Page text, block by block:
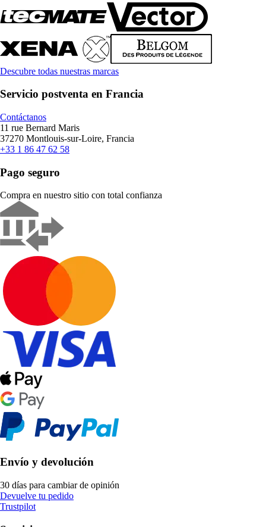
Descubre todas nuestras marcas
Servicio postventa en Francia
Contáctanos
11 rue Bernard Maris
37270 Montlouis-sur-Loire, Francia
+33 1 86 47 62 58
Pago seguro
Compra en nuestro sitio con total confianza
Envío y devolución
30 días para cambiar de opinión
Devuelve tu pedido
Trustpilot